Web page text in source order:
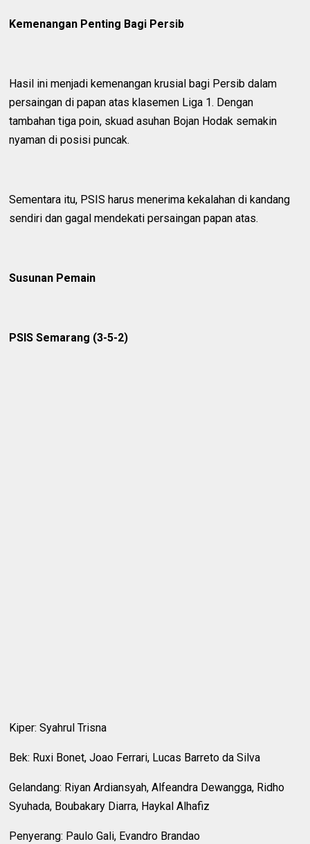
Kemenangan Penting Bagi Persib
Hasil ini menjadi kemenangan krusial bagi Persib dalam
persaingan di papan atas klasemen Liga 1. Dengan
tambahan tiga poin, skuad asuhan Bojan Hodak semakin
nyaman di posisi puncak.
Sementara itu, PSIS harus menerima kekalahan di kandang
sendiri dan gagal mendekati persaingan papan atas.
Susunan Pemain
PSIS Semarang (3-5-2)
Kiper: Syahrul Trisna
Bek: Ruxi Bonet, Joao Ferrari, Lucas Barreto da Silva
Gelandang: Riyan Ardiansyah, Alfeandra Dewangga, Ridho
Syuhada, Boubakary Diarra, Haykal Alhafiz
Penyerang: Paulo Gali, Evandro Brandao